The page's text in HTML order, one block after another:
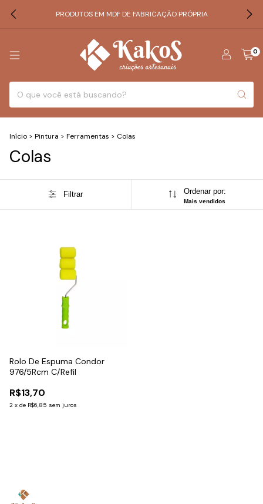
PRODUTOS EM MDF DE FABRICAÇÃO PRÓPRIA
0
Início > Pintura > Ferramentas > Colas
Colas
Filtrar Ordenar por:
Mais vendidos
Rolo De Espuma Condor
976/5Rcm C/Refil
R$13,70
2 x de R$6,85 sem juros